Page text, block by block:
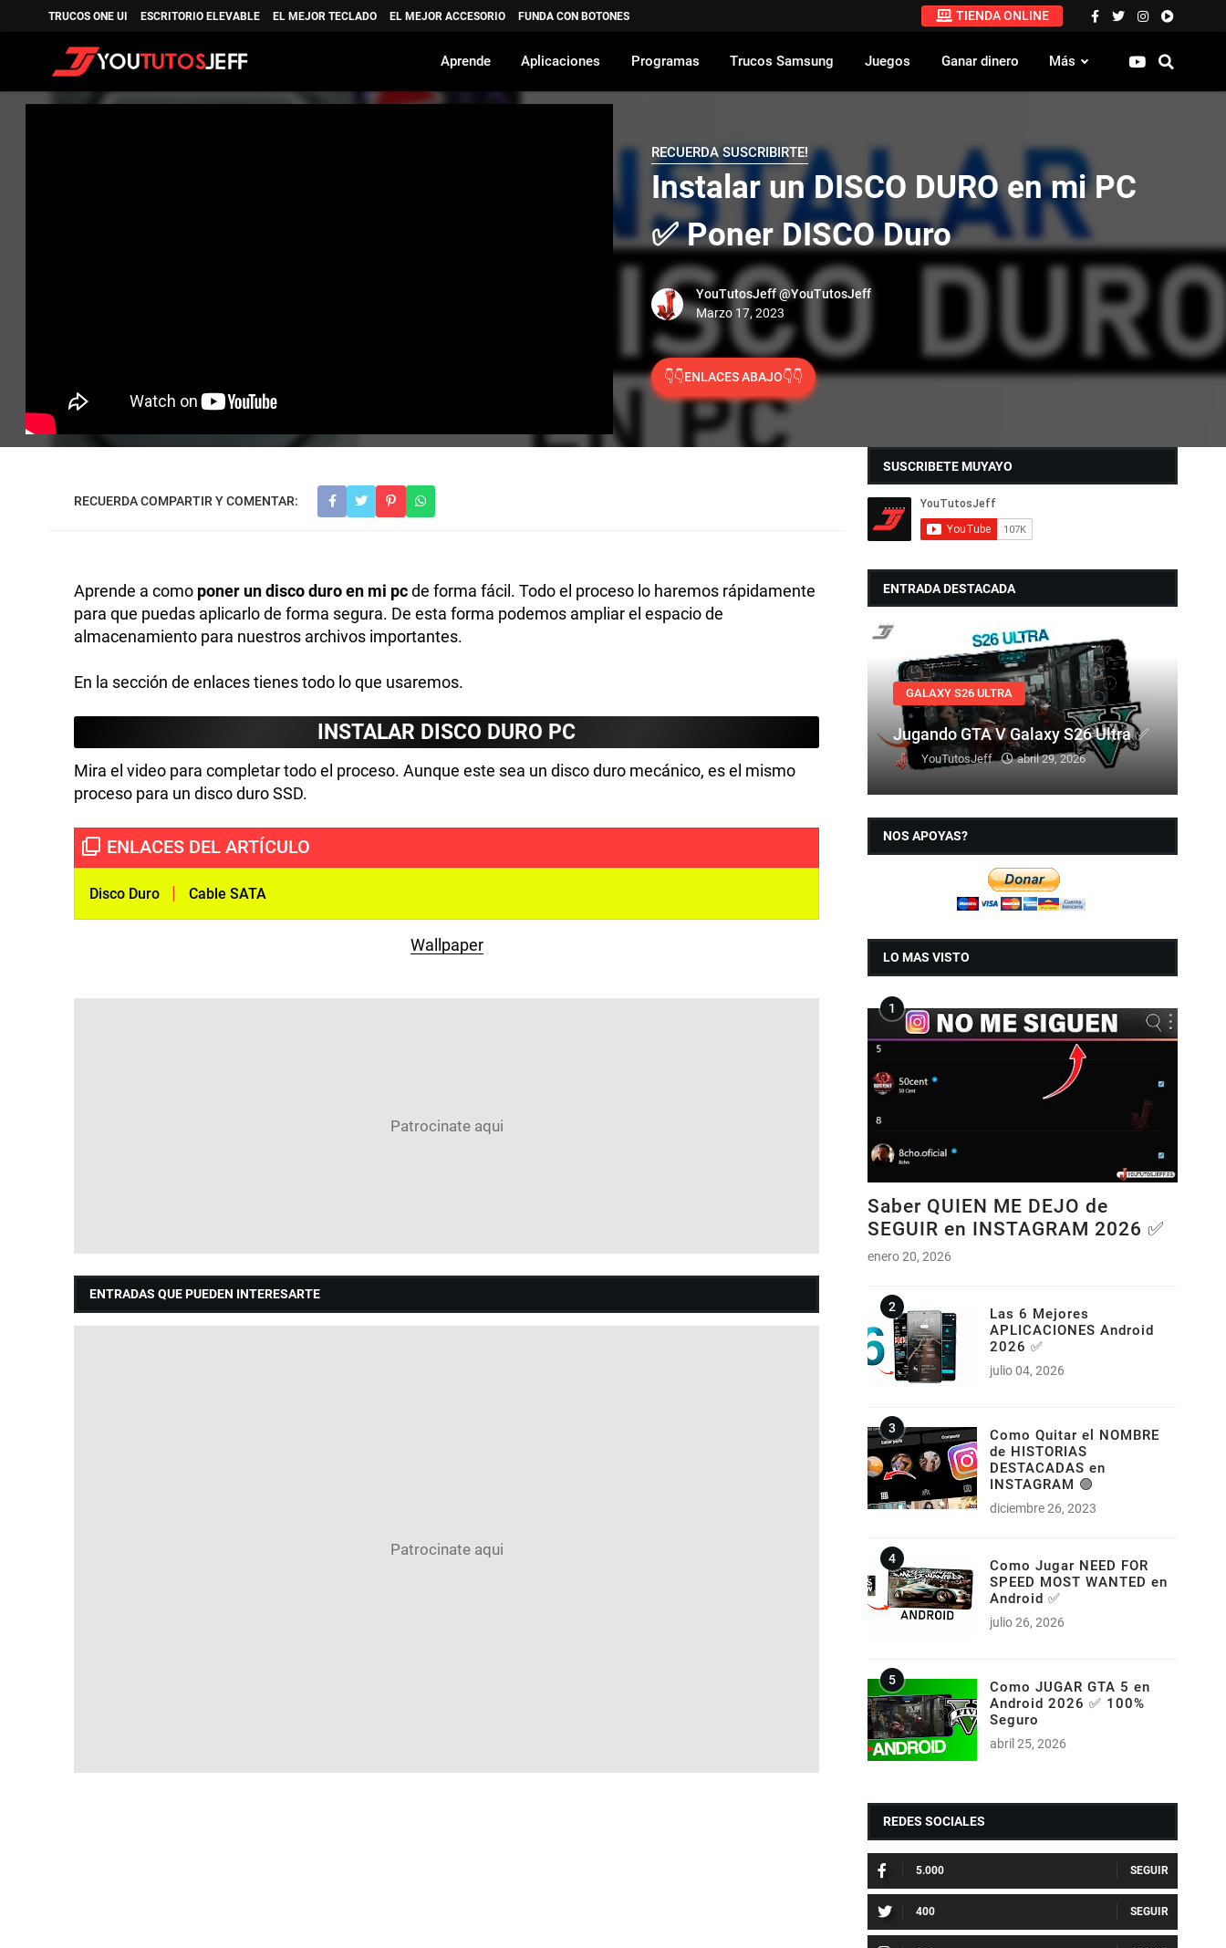
TRUCOS ONE UI ESCRITORIO ELEVABLE EL MEJOR TECLADO EL MEJOR ACCESORIO FUNDA CON BOTONES TIENDA ONLINE
Aprende Aplicaciones Programas Trucos Samsung Juegos Ganar dinero Más
Instalar un DISCO DURO en mi PC
✅ Poner DISCO Duro
RECUERDA SUSCRIBIRTE!
👇👇ENLACES ABAJO👇👇
YouTutosJeff@YouTutosJeff
Aprende a como poner un disco duro en mi pcde forma fácil. Todo el proceso lo haremos rápidamente
para que puedas aplicarlo de forma segura. De esta forma podemos ampliar el espacio de
almacenamiento para nuestros archivos importantes.
En la sección de enlaces tienes todo lo que usaremos.
INSTALAR DISCO DURO PC
Mira el video para completar todo el proceso. Aunque este sea un disco duro mecánico, es el mismo
proceso para un disco duro SSD.
Disco Duro | Cable SATA
Wallpaper
ENTRADAS QUE PUEDEN INTERESARTE
SUSCRIBETE MUYAYO
ENTRADA DESTACADA
GALAXY S26 ULTRA
Jugando GTA V Galaxy S26 Ultra ✅
YouTutosJeff abril 29, 2026
NOS APOYAS?
LO MAS VISTO
Saber QUIEN ME DEJO de
SEGUIR en INSTAGRAM 2026 ✅
enero 20, 2026
Las 6 Mejores
APLICACIONES Android
2026 ✅
julio 04, 2026
Como Quitar el NOMBRE
de HISTORIAS
DESTACADAS en
INSTAGRAM 🟣
diciembre 26, 2023
Como Jugar NEED FOR
SPEED MOST WANTED en
Android ✅
julio 26, 2026
Como JUGAR GTA 5 en
Android 2026 ✅ 100%
Seguro
abril 25, 2026
REDES SOCIALES
5.000
400